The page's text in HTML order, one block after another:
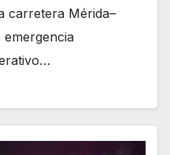
carretera Mérida–